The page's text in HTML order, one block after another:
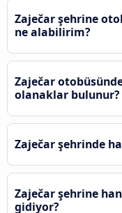
Zaječar şehrine
ne alabilirim?
Zaječar
olanaklar bulunur?
Zaječar şehrinde
Zaječar şehrine
gidiyor?